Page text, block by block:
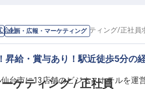
ける環境と充実のサポート】
にも安心していただけるよう、エア
用意しています。
制度も整っており、ライフステージの
企画・広報・マーケティング
ケティング / 正社員
会社の 企画・広報・マーケティング/正社員
昇給・賞与あり！駅近徒歩5分の
台市に13店舗のビジネスホテルを運